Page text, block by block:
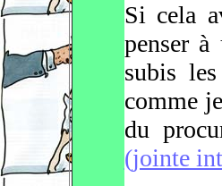
Si cela
penser
subis
comme
du
(jointe